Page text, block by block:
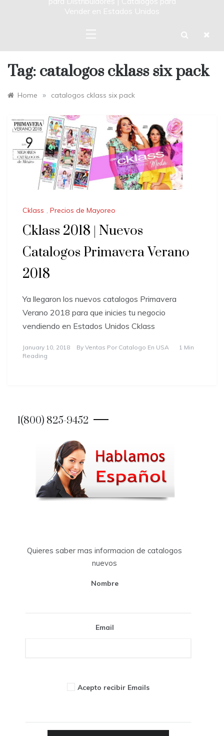
Vender en Estados Unidos
Tag: catalogos cklass six pack
Home » catalogos cklass six pack
Cklass , Precios de Mayoreo
Cklass 2018 | Nuevos
Catalogos Primavera Verano
2018
Ya llegaron los nuevos catalogos Primavera
Verano 2018 para que inicies tu negocio
vendiendo en Estados Unidos Cklass
January 10, 2018 By Ventas Por Catalogo En USA
1 Min
Reading
1(800) 825-9452
Quieres saber mas informacion de catalogos
nuevos
Nombre
Email
Acepto recibir Emails